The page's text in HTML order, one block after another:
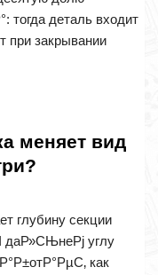
тогда деталь входит
при закрывании
меняет вид
глубину секции
даР»СЊнеРј углу
как